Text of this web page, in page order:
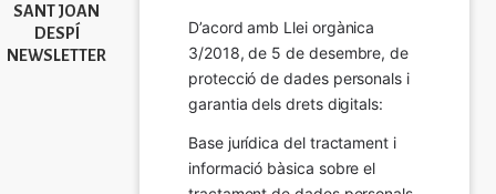
SANT JOAN
DESPÍ
NEWSLETTER
D’acord amb Llei orgànica
3/2018, de 5 de desembre, de
protecció de dades personals i
garantia dels drets digitals:
Base jurídica del tractament i
informació bàsica sobre el